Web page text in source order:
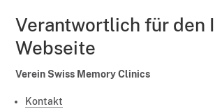
Verantwortlich für den
Webseite
Verein Swiss Memory Clinics
Kontakt